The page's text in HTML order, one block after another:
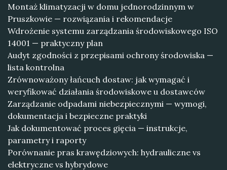
Montaż klimatyzacji w domu jednorodzinnym w
Pruszkowie — rozwiązania i rekomendacje
Wdrożenie systemu zarządzania środowiskowego ISO
14001 — praktyczny plan
Audyt zgodności z przepisami ochrony środowiska —
lista kontrolna
Zrównoważony łańcuch dostaw: jak wymagać i
weryfikować działania środowiskowe u dostawców
Zarządzanie odpadami niebezpiecznymi — wymogi,
dokumentacja i bezpieczne praktyki
Jak dokumentować proces gięcia — instrukcje,
parametry i raporty
Porównanie pras krawędziowych: hydrauliczne vs
elektryczne vs hybrydowe